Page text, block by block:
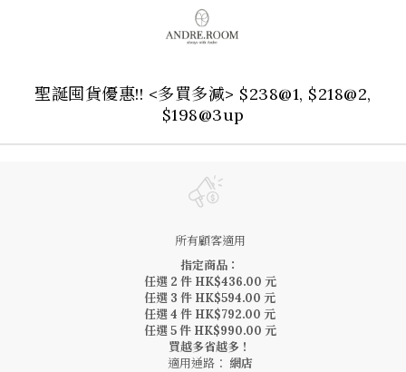
聖誕囤貨優惠!! <多買多減> $238@1, $218@2,
$198@3up
所有顧客適用
指定商品：
任選 2 件 HK$436.00 元
任選 3 件 HK$594.00 元
任選 4 件 HK$792.00 元
任選 5 件 HK$990.00 元
買越多省越多！
適用通路： 網店